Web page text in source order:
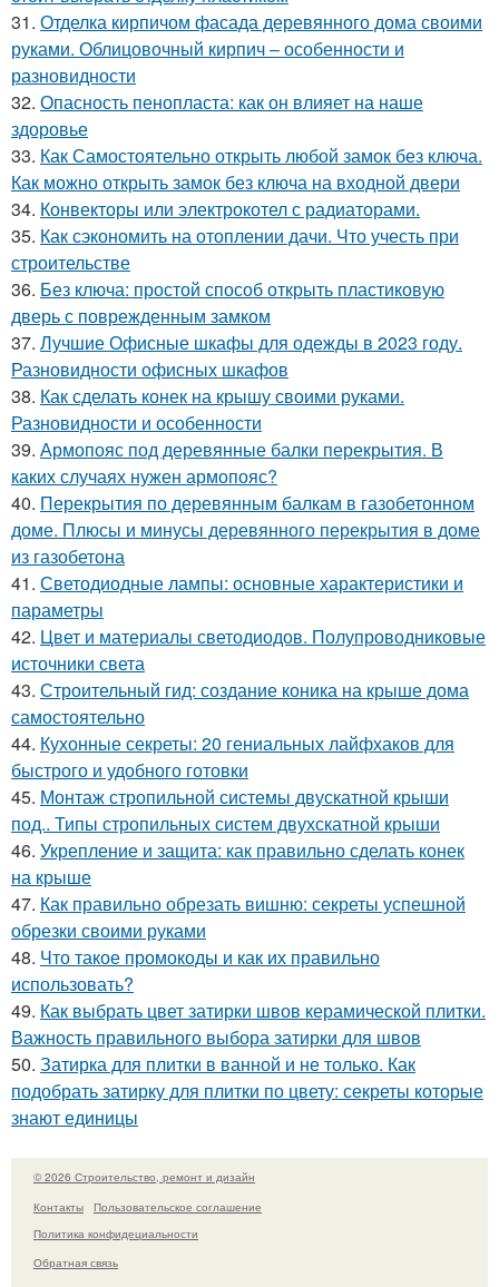
31. Отделка кирпичом фасада деревянного дома своими
руками. Облицовочный кирпич – особенности и
разновидности
32. Опасность пенопласта: как он влияет на наше
здоровье
33. Как Самостоятельно открыть любой замок без ключа.
Как можно открыть замок без ключа на входной двери
34. Конвекторы или электрокотел с радиаторами.
35. Как сэкономить на отоплении дачи. Что учесть при
строительстве
36. Без ключа: простой способ открыть пластиковую
дверь с поврежденным замком
37. Лучшие Офисные шкафы для одежды в 2023 году.
Разновидности офисных шкафов
38. Как сделать конек на крышу своими руками.
Разновидности и особенности
39. Армопояс под деревянные балки перекрытия. В
каких случаях нужен армопояс?
40. Перекрытия по деревянным балкам в газобетонном
доме. Плюсы и минусы деревянного перекрытия в доме
из газобетона
41. Светодиодные лампы: основные характеристики и
параметры
42. Цвет и материалы светодиодов. Полупроводниковые
источники света
43. Строительный гид: создание коника на крыше дома
самостоятельно
44. Кухонные секреты: 20 гениальных лайфхаков для
быстрого и удобного готовки
45. Монтаж стропильной системы двускатной крыши
под.. Типы стропильных систем двухскатной крыши
46. Укрепление и защита: как правильно сделать конек
на крыше
47. Как правильно обрезать вишню: секреты успешной
обрезки своими руками
48. Что такое промокоды и как их правильно
использовать?
49. Как выбрать цвет затирки швов керамической плитки.
Важность правильного выбора затирки для швов
50. Затирка для плитки в ванной и не только. Как
подобрать затирку для плитки по цвету: секреты которые
знают единицы
© 2026 Строительство, ремонт и дизайн
Контакты
Пользовательское соглашение
Политика конфидециальности
Обратная связь